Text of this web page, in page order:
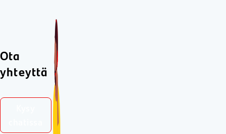
Ota
yhteyttä